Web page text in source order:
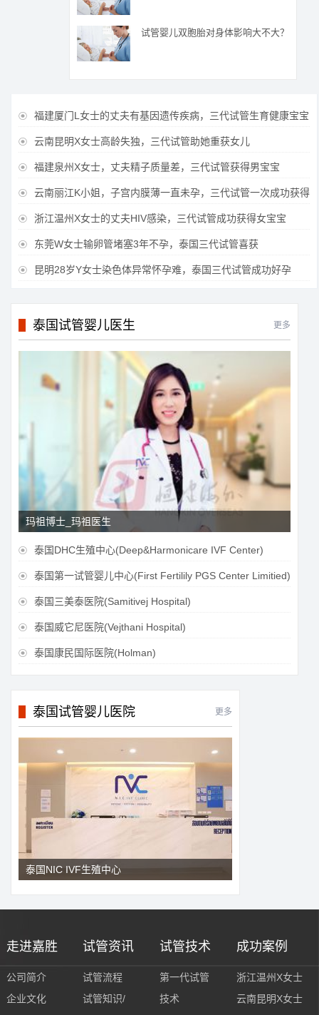
试管婴儿双胞胎对身体影响大不大？
 福建厦门L女士的丈夫有基因遗传疾病，三代试管生育健康宝宝
 云南昆明X女士高龄失独，三代试管助她重获女儿
 福建泉州X女士，丈夫精子质量差，三代试管获得男宝宝
 云南丽江K小姐，子宫内膜薄一直未孕，三代试管一次成功获得
 浙江温州X女士的丈夫HIV感染，三代试管成功获得女宝宝
 东莞W女士输卵管堵塞3年不孕，泰国三代试管喜获
 昆明28岁Y女士染色体异常怀孕难，泰国三代试管成功好孕
泰国试管婴儿医生 更多
玛祖博士_玛祖医生
 泰国DHC生殖中心(Deep&Harmonicare IVF Center)
 泰国第一试管婴儿中心(First Fertilily PGS Center Limitied)
 泰国三美泰医院(Samitivej Hospital)
 泰国威它尼医院(Vejthani Hospital)
 泰国康民国际医院(Holman)
泰国试管婴儿医院 更多
泰国NIC IVF生殖中心
走进嘉胜
公司简介
企业文化
试管资讯
试管流程
试管知识/
试管技术
第一代试管
技术
成功案例
浙江温州X女士
云南昆明X女士